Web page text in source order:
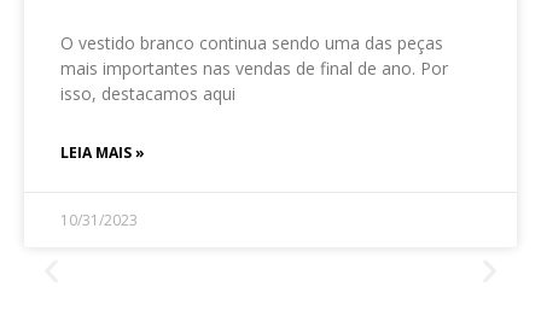
O vestido branco continua sendo uma das peças
mais importantes nas vendas de final de ano. Por
isso, destacamos aqui
LEIA MAIS »
10/31/2023